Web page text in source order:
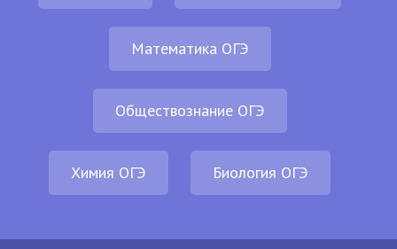
Математика ОГЭ
Обществознание ОГЭ
Химия ОГЭ Биология ОГЭ